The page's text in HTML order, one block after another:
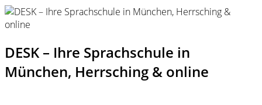
DESK – Ihre Sprachschule in
München, Herrsching & online